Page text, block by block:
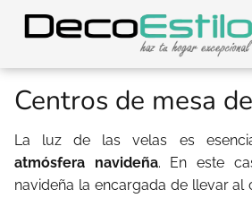
Centros de mesa
La luz de las velas es
atmósfera navideña. En este
navideña la encargada de llevar al